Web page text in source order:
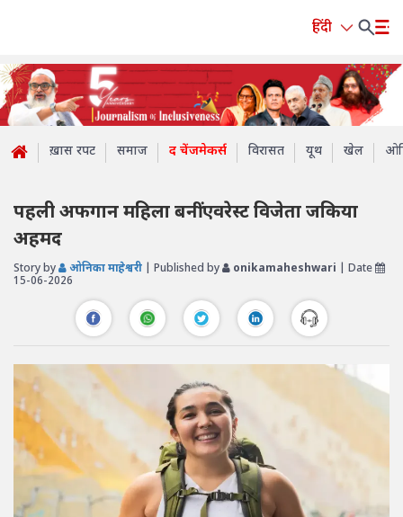
हिंदी
ख़ास रपट समाज द चेंजमेकर्स विरासत यूथ खेल
पहली अफगान महिला बनीं एवरेस्ट विजेता जकिया
अहमद
Story by ओनिका माहेश्वरी | Published by onikamaheshwari | Date
15-06-2026